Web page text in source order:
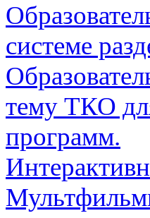
системе
тему ТКО
программ.